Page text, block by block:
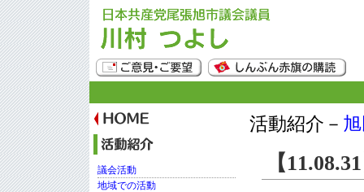
活動紹介－
【
議会活動
地域での活動